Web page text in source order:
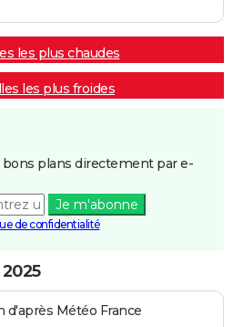
les plus chaudes
les plus froides
bons plans directement par e-
Je m'abonne
de confidentialité
d'après Météo France